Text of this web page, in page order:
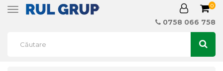
Toggle
0
0758 066 758